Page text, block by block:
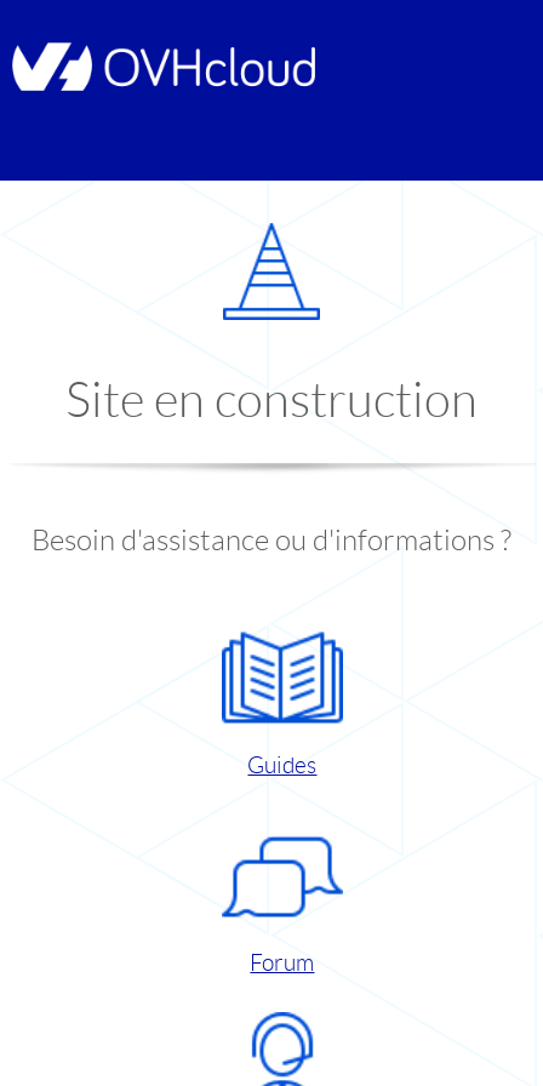
Site en construction
Besoin d'assistance ou d'informations ?
Guides
Forum